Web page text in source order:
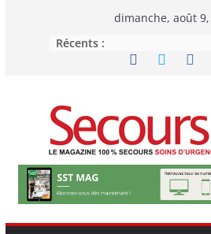
dimanche, août
Récents :